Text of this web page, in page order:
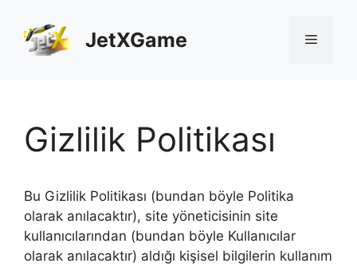
JetXGame Menü
Gizlilik Politikası
Bu Gizlilik Politikası (bundan böyle Politika
olarak anılacaktır), site yöneticisinin site
kullanıcılarından (bundan böyle Kullanıcılar
olarak anılacaktır) aldığı kişisel bilgilerin kullanım